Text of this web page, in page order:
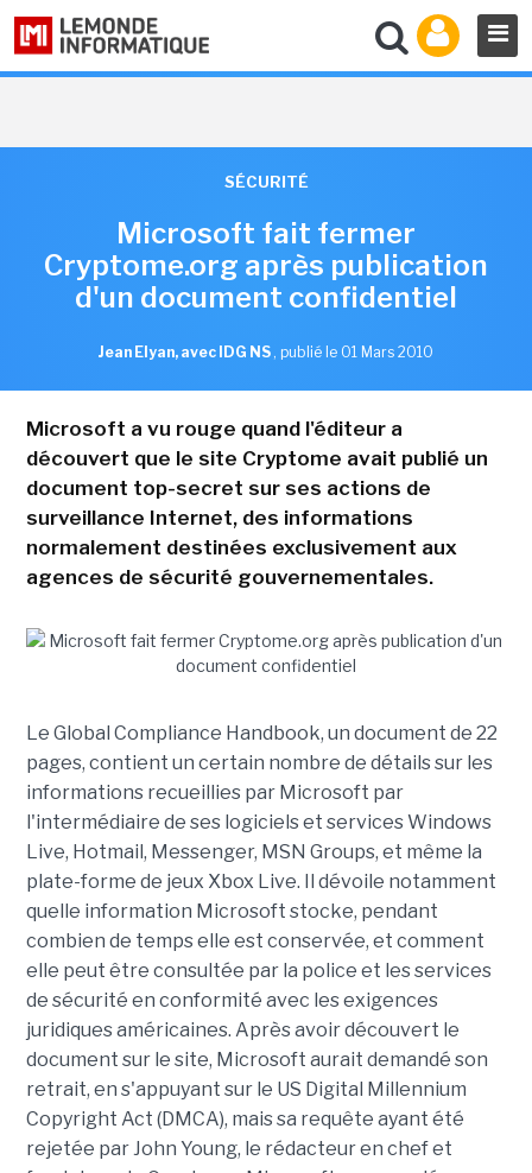
SÉCURITÉ
Microsoft fait fermer
Cryptome.org après publication
d'un document confidentiel
Jean Elyan, avec IDG NS , publié le 01 Mars 2010
Microsoft a vu rouge quand l'éditeur a
découvert que le site Cryptome avait publié un
document top-secret sur ses actions de
surveillance Internet, des informations
normalement destinées exclusivement aux
agences de sécurité gouvernementales.
Le Global Compliance Handbook, un document de 22
pages, contient un certain nombre de détails sur les
informations recueillies par Microsoft par
l'intermédiaire de ses logiciels et services Windows
Live, Hotmail, Messenger, MSN Groups, et même la
plate-forme de jeux Xbox Live. Il dévoile notamment
quelle information Microsoft stocke, pendant
combien de temps elle est conservée, et comment
elle peut être consultée par la police et les services
de sécurité en conformité avec les exigences
juridiques américaines. Après avoir découvert le
document sur le site, Microsoft aurait demandé son
retrait, en s'appuyant sur le US Digital Millennium
Copyright Act (DMCA), mais sa requête ayant été
rejetée par John Young, le rédacteur en chef et